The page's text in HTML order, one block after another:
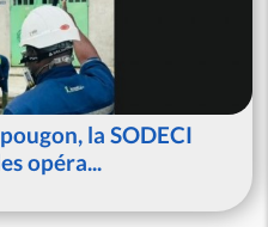
la SODECI
opéra...